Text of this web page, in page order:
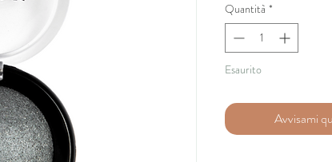
Quantità *
Esaurito
Avvisami